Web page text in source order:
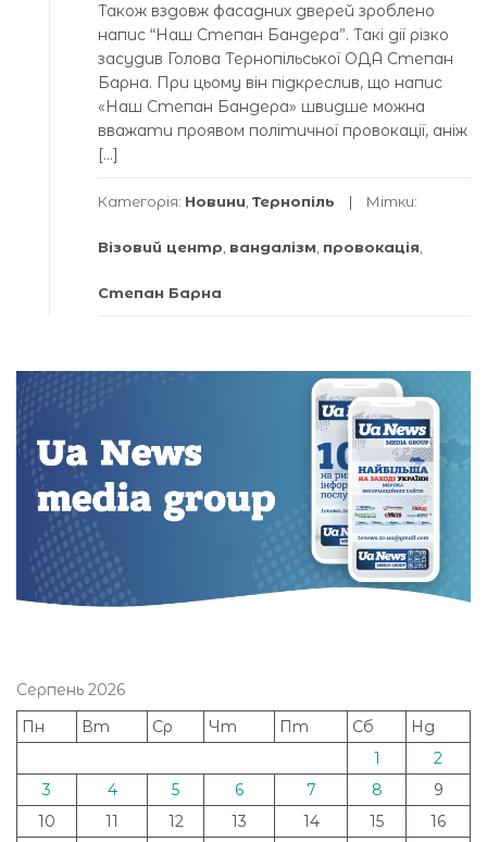
Також вздовж фасадних дверей зроблено
напис “Наш Степан Бандера”. Такі дії різко
засудив Голова Тернопільської ОДА Степан
Барна. При цьому він підкреслив, що напис
«Наш Степан Бандера» швидше можна
вважати проявом політичної провокації, аніж
[…]
Категорія: Новини, Тернопіль Мітки:
Візовий центр, вандалізм, провокація,
Степан Барна
Серпень 2026
Пн
Вт Ср Чт Пт Сб
Нд
1
2
3
4 5 6 7 8
9
10
11 12 13 14 15
16